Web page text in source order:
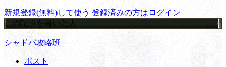
新規登録(無料)して使う 登録済みの方はログイン
この記事を書いた人
シャドバ攻略班
ポスト